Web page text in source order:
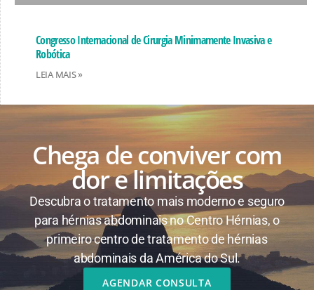
Congresso Internacional de Cirurgia Minimamente Invasiva e
Robótica
LEIA MAIS »
Chega de conviver com
dor e limitações
Descubra o tratamento mais moderno e seguro
para hérnias abdominais no Centro Hérnias, o
primeiro centro de tratamento de hérnias
abdominais da América do Sul.
AGENDAR CONSULTA